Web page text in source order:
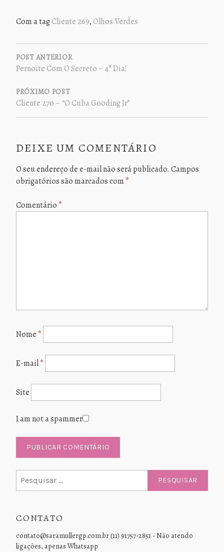
Com a tagCliente 269, Olhos Verdes
NAVEGAÇÃO
DE
POST
POST ANTERIOR
Pernoite Com O Secreto – 4° Dia!
PRÓXIMO POST
Cliente 270 – “O Cuba Gooding Jr”
DEIXE UM COMENTÁRIO
O seu endereço de e-mail não será publicado. Campos
obrigatórios são marcados com *
Comentário *
Nome *
E-mail*
Site
I am not a spammer
por:
CONTATO
contato@saramullergp.com.br (11) 91757-2851 - Não atendo
ligações, apenas Whatsapp